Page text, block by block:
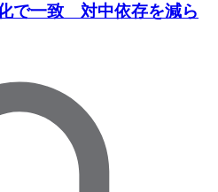
で一致 対中依存を減ら